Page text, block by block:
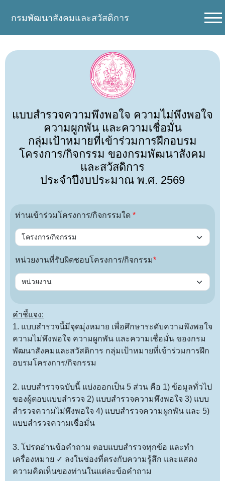
กรมพัฒนาสังคมและสวัสดิการ
แบบสำรวจความพึงพอใจ ความไม่พึงพอใจ
ความผูกพัน และความเชื่อมั่น
กลุ่มเป้าหมายที่เข้าร่วมการฝึกอบรม
โครงการ/กิจกรรม ของกรมพัฒนาสังคม
และสวัสดิการ
ประจำปีงบประมาณ พ.ศ. 2569
ท่านเข้าร่วมโครงการ/กิจกรรมใด *
โครงการ/กิจกรรม
หน่วยงานที่รับผิดชอบโครงการ/กิจกรรม*
หน่วยงาน
คำชี้แจง:
1. แบบสำรวจนี้มีจุดมุ่งหมาย เพื่อศึกษาระดับความพึงพอใจ
ความไม่พึงพอใจ ความผูกพัน และความเชื่อมั่น ของกรม
พัฒนาสังคมและสวัสดิการ กลุ่มเป้าหมายที่เข้าร่วมการฝึก
อบรมโครงการ/กิจกรรม
2. แบบสำรวจฉบับนี้ แบ่งออกเป็น 5 ส่วน คือ 1) ข้อมูลทั่วไป
ของผู้ตอบแบบสำรวจ 2) แบบสำรวจความพึงพอใจ 3) แบบ
สำรวจความไม่พึงพอใจ 4) แบบสำรวจความผูกพัน และ 5)
แบบสำรวจความเชื่อมั่น
3. โปรดอ่านข้อคำถาม ตอบแบบสำรวจทุกข้อ และทำ
เครื่องหมาย ✓ ลงในช่องที่ตรงกับความรู้สึก และแสดง
ความคิดเห็นของท่านในแต่ละข้อคำถาม